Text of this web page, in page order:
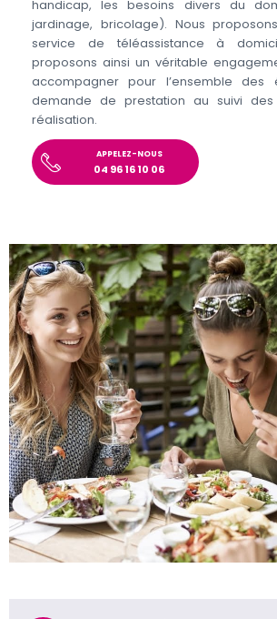
handicap, les besoins divers du
jardinage, bricolage). Nous
service de téléassistance à
proposons ainsi un véritable
accompagner pour l’ensemble
demande de prestation au suivi
réalisation.
APPELEZ-NOUS
04 96 16 10 06